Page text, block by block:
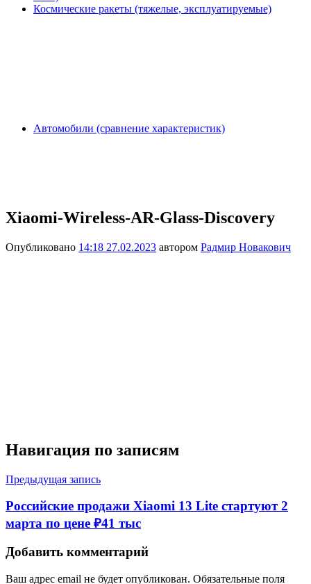
Космические ракеты (тяжелые, эксплуатируемые)
Автомобили (сравнение характеристик)
Xiaomi-Wireless-AR-Glass-Discovery
Опубликовано 14:18 27.02.2023 автором Радмир Новакович
Навигация по записям
Предыдущая запись
Российские продажи Xiaomi 13 Lite стартуют 2
марта по цене ₽41 тыс
Добавить комментарий
Ваш адрес email не будет опубликован. Обязательные поля